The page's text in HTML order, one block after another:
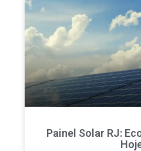
Painel Solar RJ: